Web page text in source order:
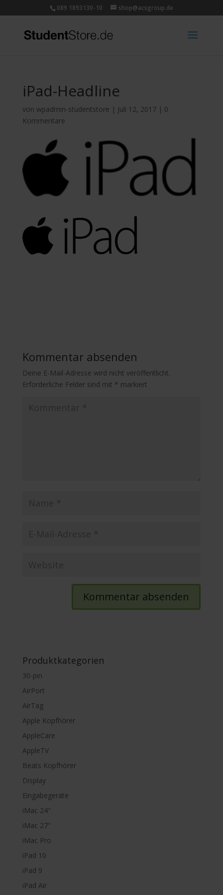
089 1893130-10 shop@acsgroup.de
iPad-Headline
von wpadmin-studentstore | Juli 12, 2017| 0
Kommentare
Kommentar absenden
Deine E-Mail-Adresse wird nicht veröffentlicht.
Erforderliche Felder sind mit * markiert
Produktkategorien
30-pin
AirPort
AirTag
Apple Kopfhörer
AppleCare
AppleTV
Beats Kopfhörer
Display
Eingabegeräte
iMac 24"
iMac 27"
iMac Pro
iPad 10
iPad 9
iPad Air